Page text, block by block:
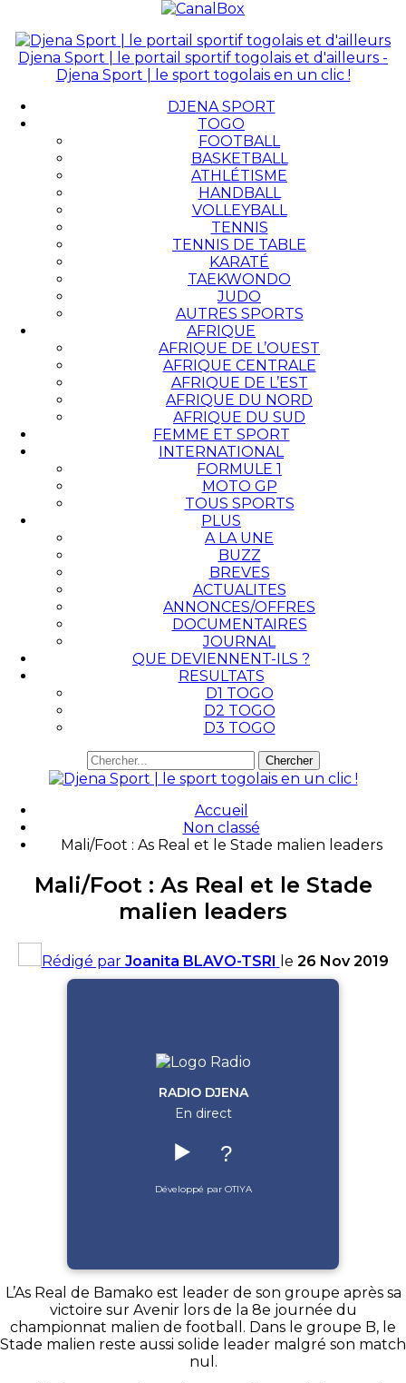
Djena Sport | le portail sportif togolais et d'ailleurs -
Djena Sport | le sport togolais en un clic !
DJENA SPORT
TOGO
FOOTBALL
BASKETBALL
ATHLÉTISME
HANDBALL
VOLLEYBALL
TENNIS
TENNIS DE TABLE
KARATÉ
TAEKWONDO
JUDO
AUTRES SPORTS
AFRIQUE
AFRIQUE DE L’OUEST
AFRIQUE CENTRALE
AFRIQUE DE L’EST
AFRIQUE DU NORD
AFRIQUE DU SUD
FEMME ET SPORT
INTERNATIONAL
FORMULE 1
MOTO GP
TOUS SPORTS
PLUS
A LA UNE
BUZZ
BREVES
ACTUALITES
ANNONCES/OFFRES
DOCUMENTAIRES
JOURNAL
QUE DEVIENNENT-ILS ?
RESULTATS
D1 TOGO
D2 TOGO
D3 TOGO
Accueil
Non classé
Mali/Foot : As Real et le Stade malien leaders
Mali/Foot : As Real et le Stade
malien leaders
Rédigé par Joanita BLAVO-TSRI le 26 Nov 2019
RADIO DJENA
En direct
▶️ ?
Développé par OTIYA
L’As Real de Bamako est leader de son groupe après sa
victoire sur Avenir lors de la 8e journée du
championnat malien de football. Dans le groupe B, le
Stade malien reste aussi solide leader malgré son match
nul.